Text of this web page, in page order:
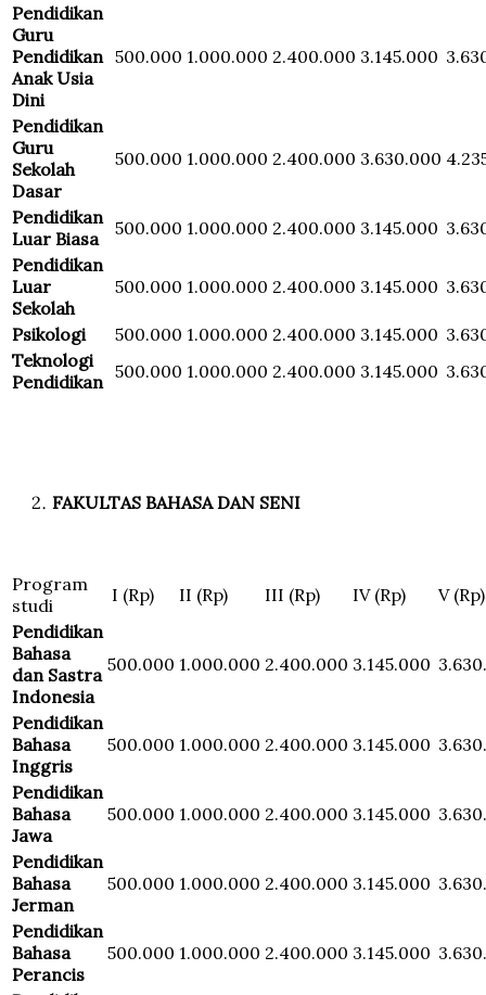
Pendidikan
Guru
Pendidikan
Anak Usia
Dini
500.000 1.000.000 2.400.000 3.145.000
Pendidikan
Guru
Sekolah
Dasar
500.000 1.000.000 2.400.000 3.630.000
Pendidikan
Luar Biasa
500.000 1.000.000 2.400.000 3.145.000
Pendidikan
Luar
Sekolah
500.000 1.000.000 2.400.000 3.145.000
Psikologi 500.000 1.000.000 2.400.000 3.145.000
Teknologi
Pendidikan 500.000 1.000.000 2.400.000 3.145.000
FAKULTAS BAHASA DAN SENI
Program
studi
I (Rp) II (Rp) III (Rp) IV (Rp)
V (Rp)
Pendidikan
Bahasa
dan Sastra
Indonesia
500.000 1.000.000 2.400.000 3.145.000
Pendidikan
Bahasa
Inggris
500.000 1.000.000 2.400.000 3.145.000
Pendidikan
Bahasa
Jawa
500.000 1.000.000 2.400.000 3.145.000
Pendidikan
Bahasa
Jerman
500.000 1.000.000 2.400.000 3.145.000
Pendidikan
Bahasa
Perancis
500.000 1.000.000 2.400.000 3.145.000